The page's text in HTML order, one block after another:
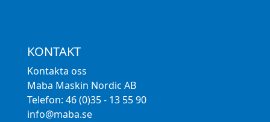
KONTAKT
Kontakta oss
Maba Maskin Nordic AB
Telefon: 46 (0)35 - 13 55 90
info@maba.se